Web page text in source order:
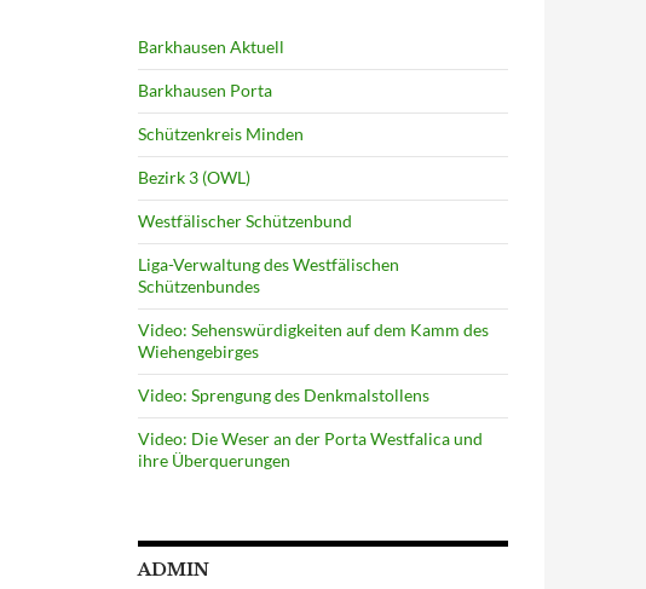
Barkhausen Aktuell
Barkhausen Porta
Schützenkreis Minden
Bezirk 3 (OWL)
Westfälischer Schützenbund
Liga-Verwaltung des Westfälischen
Schützenbundes
Video: Sehenswürdigkeiten auf dem Kamm des
Wiehengebirges
Video: Sprengung des Denkmalstollens
Video: Die Weser an der Porta Westfalica und
ihre Überquerungen
ADMIN